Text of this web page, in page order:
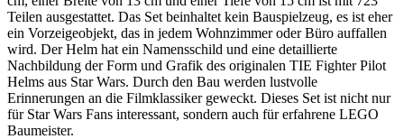
Teilen ausgestattet. Das Set beinhaltet kein Bauspielzeug, es ist eher
ein Vorzeigeobjekt, das in jedem Wohnzimmer oder Büro auffallen
wird. Der Helm hat ein Namensschild und eine detaillierte
Nachbildung der Form und Grafik des originalen TIE Fighter Pilot
Helms aus Star Wars. Durch den Bau werden lustvolle
Erinnerungen an die Filmklassiker geweckt. Dieses Set ist nicht nur
für Star Wars Fans interessant, sondern auch für erfahrene LEGO
Baumeister.